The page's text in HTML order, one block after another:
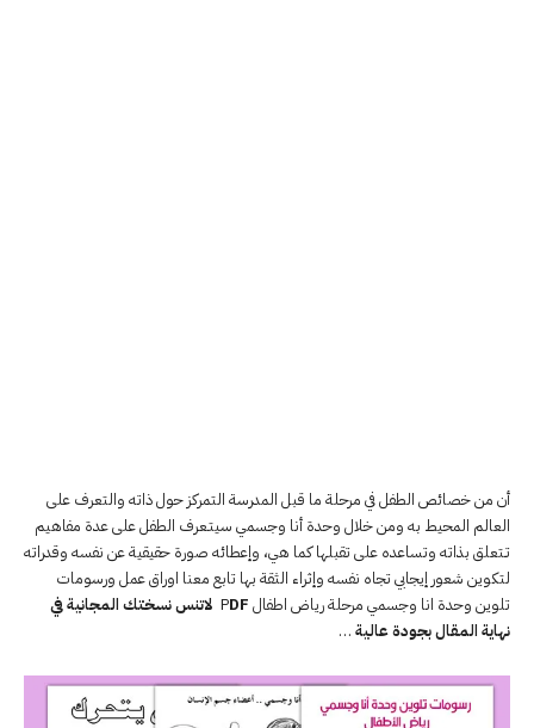
أن من خصائص الطفل في مرحلة ما قبل المدرسة التمركز حول ذاته والتعرف على
العالم المحيط به ومن خلال وحدة أنا وجسمي سيتـعرف الطفل على عدة مفاهيم
تـتعلق بذاته وتساعده على تقبلها كما هي، وإعطائه صورة حقيقية عن نفسه وقدراته
لتكوين شعور إيجابي تجاه نفسه وإثراء الثقة بها تابع معنا اوراق عمل ورسومات
تلوين وحدة انا وجسمي مرحلة رياض اطفال P
DF لاتنس نسختك المجانية في
نهاية المقال بجودة عالية …